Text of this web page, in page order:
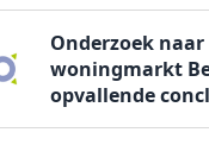
Onderzoek naar
woningmarkt
opvallende